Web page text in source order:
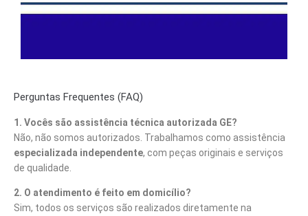
Perguntas Frequentes (FAQ)
1. Vocês são assistência técnica autorizada GE?
Não, não somos autorizados. Trabalhamos como assistência
especializada independente, com peças originais e serviços
de qualidade.
2. O atendimento é feito em domicílio?
Sim, todos os serviços são realizados diretamente na